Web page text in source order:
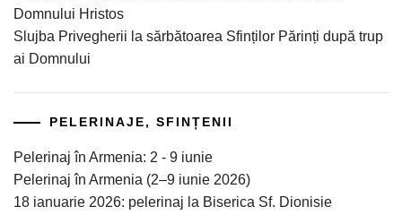
Domnului Hristos
Slujba Privegherii la sărbătoarea Sfinților Părinți după trup
ai Domnului
PELERINAJE, SFINȚENII
Pelerinaj în Armenia: 2 - 9 iunie
Pelerinaj în Armenia (2–9 iunie 2026)
18 ianuarie 2026: pelerinaj la Biserica Sf. Dionisie